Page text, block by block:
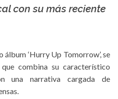
con su más reciente
‘Hurry Up Tomorrow’, se
combina su característico
una narrativa cargada de